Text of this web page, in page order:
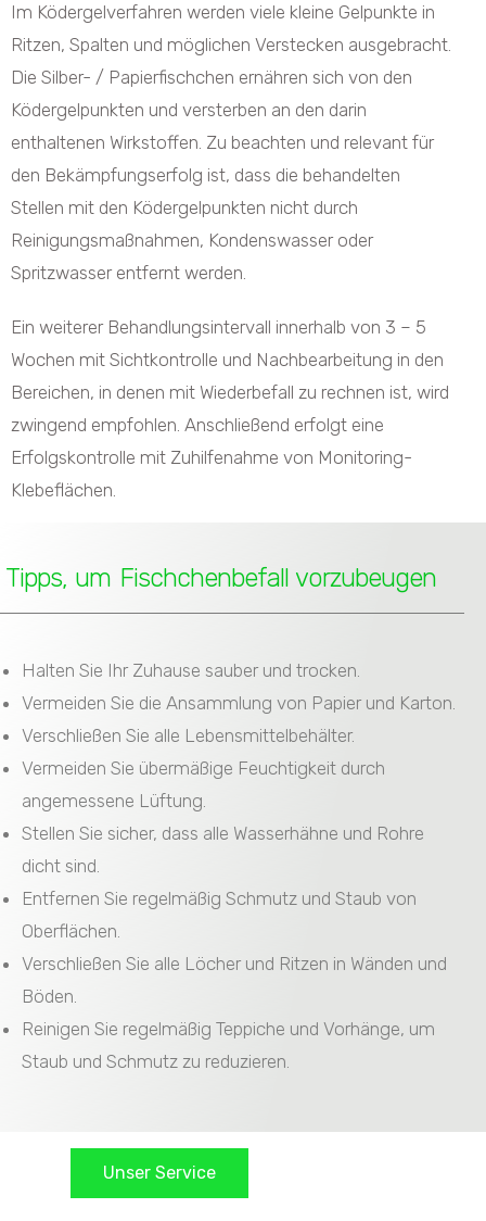
Im Ködergelverfahren werden viele kleine Gelpunkte in
Ritzen, Spalten und möglichen Verstecken ausgebracht.
Die Silber- / Papierfischchen ernähren sich von den
Ködergelpunkten und versterben an den darin
enthaltenen Wirkstoffen. Zu beachten und relevant für
den Bekämpfungserfolg ist, dass die behandelten
Stellen mit den Ködergelpunkten nicht durch
Reinigungsmaßnahmen, Kondenswasser oder
Spritzwasser entfernt werden.
Ein weiterer Behandlungsintervall innerhalb von 3 – 5
Wochen mit Sichtkontrolle und Nachbearbeitung in den
Bereichen, in denen mit Wiederbefall zu rechnen ist, wird
zwingend empfohlen. Anschließend erfolgt eine
Erfolgskontrolle mit Zuhilfenahme von Monitoring-
Klebeflächen.
Tipps, um Fischchenbefall vorzubeugen
Halten Sie Ihr Zuhause sauber und trocken.
Vermeiden Sie die Ansammlung von Papier und Karton.
Verschließen Sie alle Lebensmittelbehälter.
Vermeiden Sie übermäßige Feuchtigkeit durch
angemessene Lüftung.
Stellen Sie sicher, dass alle Wasserhähne und Rohre
dicht sind.
Entfernen Sie regelmäßig Schmutz und Staub von
Oberflächen.
Verschließen Sie alle Löcher und Ritzen in Wänden und
Böden.
Reinigen Sie regelmäßig Teppiche und Vorhänge, um
Staub und Schmutz zu reduzieren.
Unser Service